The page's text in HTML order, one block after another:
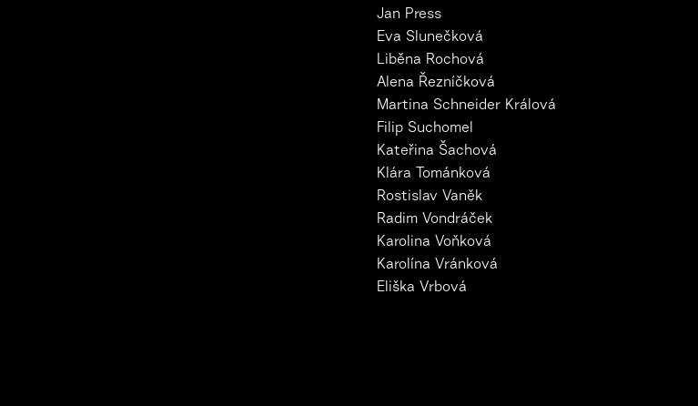
Jan Press
Eva Slunečková
Liběna Rochová
Alena Řezníčková
Martina Schneider Králová
Filip Suchomel
Kateřina Šachová
Klára Tománková
Rostislav Vaněk
Radim Vondráček
Karolina Voňková
Karolína Vránková
Eliška Vrbová